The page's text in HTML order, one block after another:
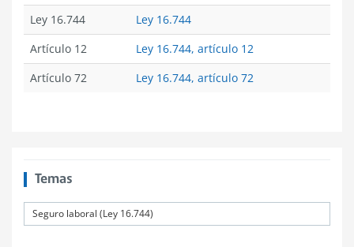
Ley 16.744
Ley 16.744
Artículo 12
Ley 16.744, artículo 12
Artículo 72
Ley 16.744, artículo 72
Temas
Seguro laboral (Ley 16.744)